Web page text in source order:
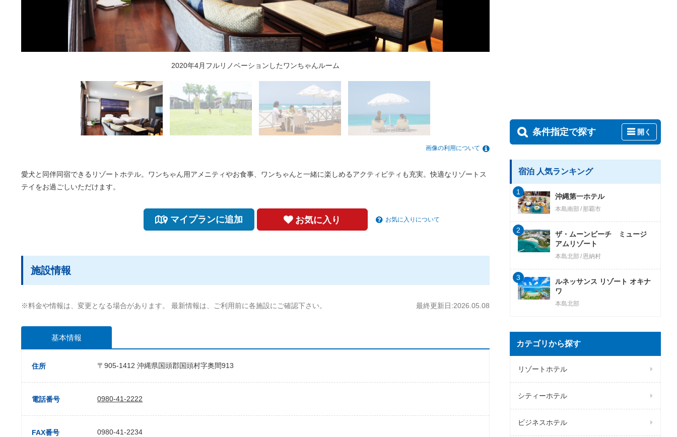
2020年4月フルリノベーションしたワンちゃんルーム
画像の利用について
愛犬と同伴同宿できるリゾートホテル。ワンちゃん用アメニティやお食事、ワンちゃんと一緒に楽しめるアクティビティも充実。快適なリゾートス
テイをお過ごしいただけます。
マイプランに追加 お気に入り お気に入りについて
施設情報
※料金や情報は、変更となる場合があります。 最新情報は、ご利用前に各施設にご確認下さい。 最終更新日:2026.05.08
基本情報
住所 〒905-1412 沖縄県国頭郡国頭村字奥間913
電話番号 0980-41-2222
FAX番号 0980-41-2234
条件指定で探す 開く
宿泊 人気ランキング
沖縄第一ホテル
本島南部 那覇市
1
ザ・ムーンビーチ ミュージ
アムリゾート
本島北部 恩納村
2
ルネッサンス リゾート オキナ
ワ
本島北部
3
カテゴリから探す
リゾートホテル
シティーホテル
ビジネスホテル